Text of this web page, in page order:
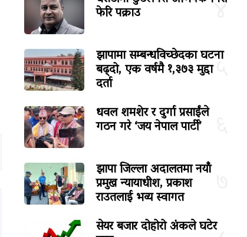
४
फेरि पक्राउ
५
झापामा सम्बन्धविच्छेदका घटना
बढ्दो, एक वर्षमै १,३७३ मुद्दा
दर्ता
धवल शमशेर र दुर्गा प्रसाईंले
गठन गरे ‘जय नेपाल पार्टी’
झापा जिल्ला अदालतमा नयाँ
प्रमुख न्यायाधीश, प्रकाश
राउतलाई भव्य स्वागत
सेयर बजार दोहोरो अंकले घटेर